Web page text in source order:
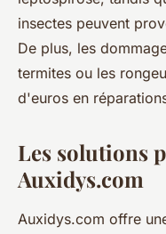
insectes peuvent
De plus, les
termites ou les
d'euros en
Les solutions
Auxidys.com
Auxidys.com offre